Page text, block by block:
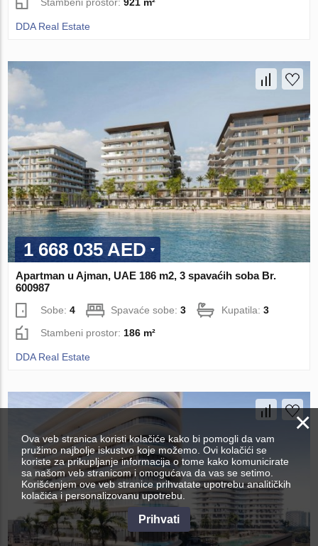
DDA Real Estate
1 668 035 AED
Apartman u Ajman, UAE 186 m2, 3 spavaćih soba Br.
600987
Sobe:4 Spavaće sobe:3 Kupatila:3
Stambeni prostor:186 m²
DDA Real Estate
×
Ova veb stranica koristi kolačiće kako bi pomogli da vam
pružimo najbolje iskustvo koje možemo. Ovi kolačići se
koriste za prikupljanje informacija o tome kako komunicirate
sa našom veb stranicom i omogućava da vas se setimo.
Korišćenjem ove veb stranice prihvatate upotrebu analitičkih
kolačića i personalizovanu upotrebu.
Prihvati